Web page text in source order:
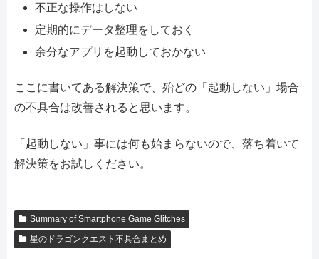
不正な操作はしない
定期的にデータ整理をしておく
余分なアプリを起動しておかない
ここに書いてある解決策で、殆どの「起動しない」場合
の不具合は改善されると思います。
「起動しない」事には何も始まらないので、落ち着いて
解決策をお試しください。
Summary of Smartphone Game Glitches
星のドラゴンクエスト不具合まとめ